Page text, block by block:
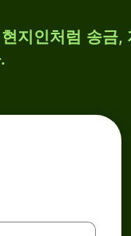
지인처럼 송금,